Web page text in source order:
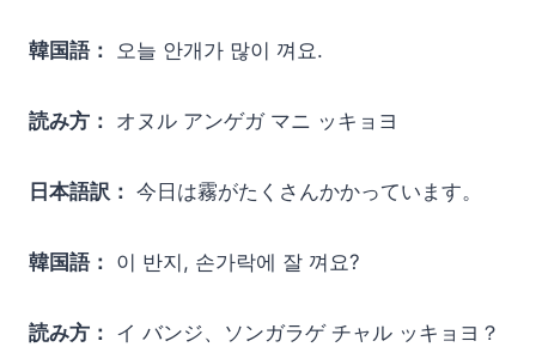
韓国語： 오늘 안개가 많이 껴요.
読み方： オヌル アンゲガ マニ ッキョヨ
日本語訳： 今日は霧がたくさんかかっています。
韓国語： 이 반지, 손가락에 잘 껴요?
読み方： イ バンジ、ソンガラゲ チャル ッキョヨ？